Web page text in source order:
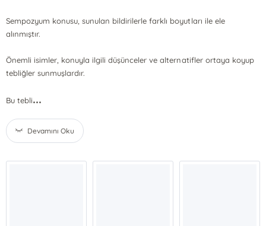
Sempozyum konusu, sunulan bildirilerle farklı boyutları ile ele
alınmıştır.
Önemli isimler, konuyla ilgili düşünceler ve alternatifler ortaya koyup
tebliğler sunmuşlardır.
Bu tebli...
Devamını Oku